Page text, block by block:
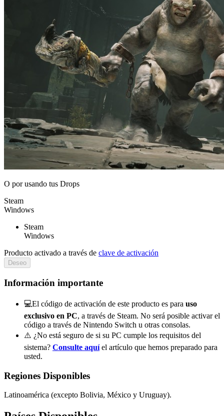
O porusando tus Drops
Steam
Windows
Steam
Windows
Producto activado a través de clave de activación
Deseo
Información importante
💻El código de activación de este producto es para uso
exclusivo en PC, a través de Steam. No será posible activar el
código a través de Nintendo Switch u otras consolas.
⚠️ ¿No está seguro de si su PC cumple los requisitos del
sistema? Consulte aquíel artículo que hemos preparado para
usted.
Regiones Disponibles
Latinoamérica (excepto Bolivia, México y Uruguay).